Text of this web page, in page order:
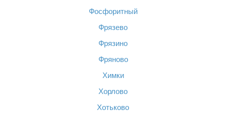
Фосфоритный
Фрязево
Фрязино
Фряново
Химки
Хорлово
Хотьково